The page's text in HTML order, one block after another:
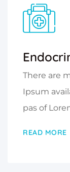
There are
Ipsum
pas of
READ MORE